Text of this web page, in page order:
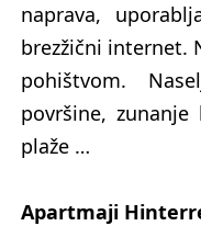
naprava,
brezžični internet.
pohištvom.
površine,
plaže …
Apartmaji